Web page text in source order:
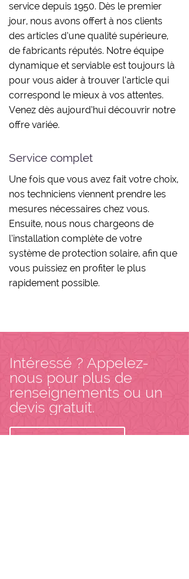
service depuis 1950. Dès le premier
jour, nous avons offert à nos clients
des articles d’une qualité supérieure,
de fabricants réputés. Notre équipe
dynamique et serviable est toujours là
pour vous aider à trouver l’article qui
correspond le mieux à vos attentes.
Venez dès aujourd’hui découvrir notre
offre variée.
Service complet
Une fois que vous avez fait votre choix,
nos techniciens viennent prendre les
mesures nécessaires chez vous.
Ensuite, nous nous chargeons de
l’installation complète de votre
système de protection solaire, afin que
vous puissiez en profiter le plus
rapidement possible.
Intéressé ? Appelez-
nous pour plus de
renseignements ou un
devis gratuit.